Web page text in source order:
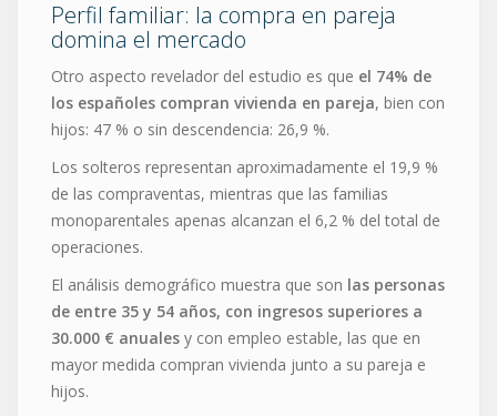
Perfil familiar: la compra en pareja
domina el mercado
Otro aspecto revelador del estudio es que el 74% de
los españoles compran vivienda en pareja, bien con
hijos: 47 % o sin descendencia: 26,9 %.
Los solteros representan aproximadamente el 19,9 %
de las compraventas, mientras que las familias
monoparentales apenas alcanzan el 6,2 % del total de
operaciones.
El análisis demográfico muestra que son las personas
de entre 35 y 54 años, con ingresos superiores a
30.000 € anuales y con empleo estable, las que en
mayor medida compran vivienda junto a su pareja e
hijos.